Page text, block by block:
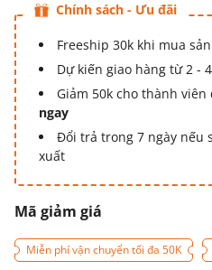
Chính sách - Ưu đãi
Freeship 30k khi mua
Dự kiến giao hàng từ 2 -
Giảm 50k cho thành viên
ngay
Đổi trả trong 7 ngày nếu
xuất
Mã giảm giá
Miễn phí vận chuyển tối đa 50K